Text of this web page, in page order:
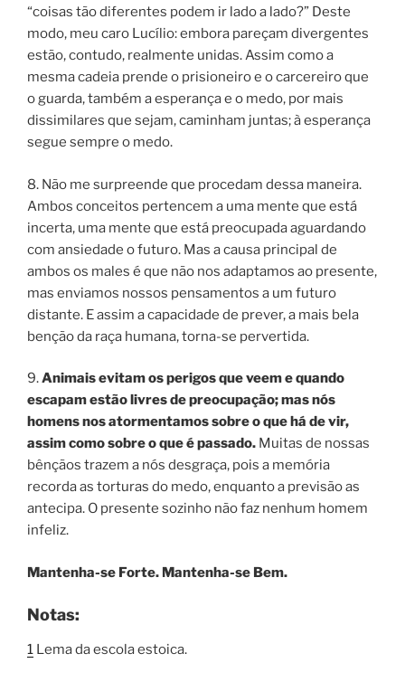
“coisas tão diferentes podem ir lado a lado?” Deste
modo, meu caro Lucílio: embora pareçam divergentes
estão, contudo, realmente unidas. Assim como a
mesma cadeia prende o prisioneiro e o carcereiro que
o guarda, também a esperança e o medo, por mais
dissimilares que sejam, caminham juntas; à esperança
segue sempre o medo.
8. Não me surpreende que procedam dessa maneira.
Ambos conceitos pertencem a uma mente que está
incerta, uma mente que está preocupada aguardando
com ansiedade o futuro. Mas a causa principal de
ambos os males é que não nos adaptamos ao presente,
mas enviamos nossos pensamentos a um futuro
distante. E assim a capacidade de prever, a mais bela
benção da raça humana, torna-se pervertida.
9.Animais evitam os perigos que veem e quando
escapam estão livres de preocupação; mas nós
homens nos atormentamos sobre o que há de vir,
assim como sobre o que é passado. Muitas de nossas
bênçãos trazem a nós desgraça, pois a memória
recorda as torturas do medo, enquanto a previsão as
antecipa. O presente sozinho não faz nenhum homem
infeliz.
Mantenha-se Forte. Mantenha-se Bem.
Notas:
1 Lema da escola estoica.